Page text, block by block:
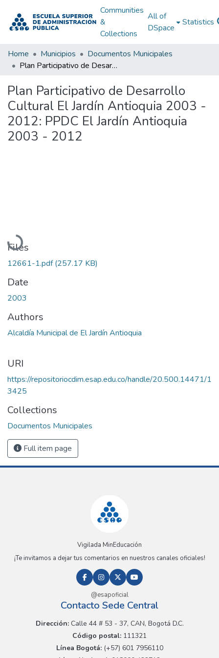
Communities
&
Collections
All of
DSpace
Statistics
Home Municipios
Documentos Municipales
Plan Participativo de Desarrollo Cultural El Jardín Antioquia 2003 - 2012: PPDC El Jardín Antioquia 2003 - 2012
Plan Participativo de Desarrollo
Cultural El Jardín Antioquia 2003 -
2012: PPDC El Jardín Antioquia
2003 - 2012
Loading...
Files
12661-1.pdf(257.17 KB)
Date
2003
Authors
Alcaldía Municipal de El Jardín Antioquia
URI
https://repositoriocdim.esap.edu.co/handle/20.500.14471/1
3425
Collections
Documentos Municipales
Full item page
Vigilada MinEducación
¡Te invitamos a dejar tus comentarios en nuestros canales oficiales!
@esapoficial
Contacto Sede Central
Dirección:Calle 44 # 53 - 37, CAN, Bogotá D.C.
Código postal: 111321
Línea Bogotá:(+57) 601 7956110